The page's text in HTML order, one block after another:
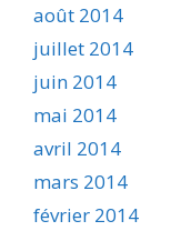
août 2014
juillet 2014
juin 2014
mai 2014
avril 2014
mars 2014
février 2014